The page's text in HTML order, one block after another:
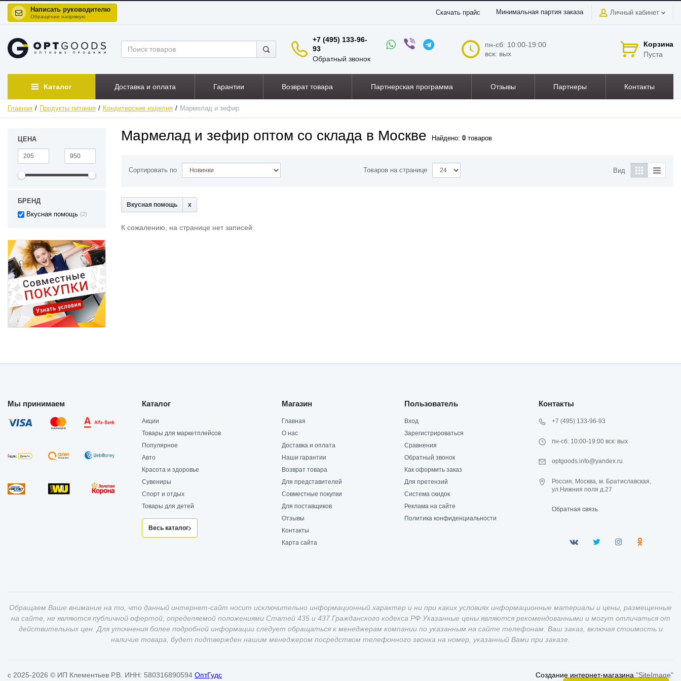
Написать руководителю
Обращение напрямую
Скачать прайс Минимальная партия заказа Личный кабинет
+7 (495) 133-96-
93
Обратный звонок
пн-сб: 10:00-19:00
вск: вых
Корзина
Пуста
Каталог Доставка и оплата Гарантии Возврат товара Партнерская программа Отзывы Партнеры Контакты
Главная Продукты питания Кондитерские изделия Мармелад и зефир
ЦЕНА
БРЕНД
Вкусная помощь (2)
Мармелад и зефир оптом со склада в Москве Найдено: 0 товаров
Сортировать по Товаров на странице Вид
Вкусная помощь
К сожалению, на странице нет записей.
Мы принимаем Каталог
Акции
Товары для маркетплейсов
Популярное
Авто
Красота и здоровье
Сувениры
Спорт и отдых
Товары для детей
Весь каталог
Магазин
Главная
О нас
Доставка и оплата
Наши гарантии
Возврат товара
Для представителей
Совместные покупки
Для поставщиков
Отзывы
Контакты
Карта сайта
Пользователь
Вход
Зарегистрироваться
Сравнения
Обратный звонок
Как оформить заказ
Для претензий
Система скидок
Реклама на сайте
Политика конфиденциальности
Контакты
+7 (495) 133-96-93
пн-сб: 10:00-19:00 вск: вых
optgoods.info@yandex.ru
Россия, Москва, м. Братиславская,
ул.Нижния поля д.27
Обратная связь
Обращаем Ваше внимание на то, что данный интернет-сайт носит исключительно информационный характер и ни при каких условиях информационные материалы и цены, размещенные
на сайте, не являются публичной офертой, определяемой положениями Статей 435 и 437 Гражданского кодекса РФ Указанные цены являются рекомендованными и могут отличаться от
действительных цен. Для уточнения более подробной информации следует обращаться к менеджерам компании по указанным на сайте телефонам. Ваш заказ, включая стоимость и
наличие товара, будет подтвержден нашим менеджером посредством телефонного звонка на номер, указанный Вами при заказе.
c 2025-2026 © ИП Клементьев Р.В. ИНН: 580316890594 ОптГудс Создание интернет-магазина "SiteImage"